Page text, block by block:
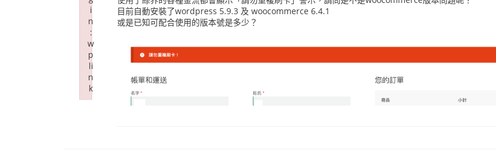
目前自動安裝了wordpress 5.9.3 及 woocommerce 6.4.1
或是已知可配合使用的版本號是多少？
i
n
:
w
p
li
n
k
Failed to initialize plugin: wplink